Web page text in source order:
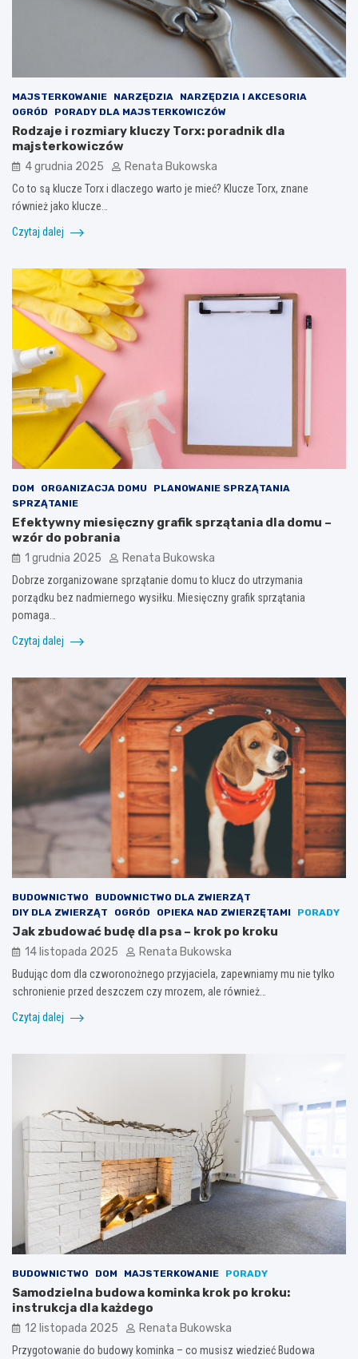
MAJSTERKOWANIE NARZĘDZIA
NARZĘDZIA I AKCESORIA
OGRÓD
PORADY DLA MAJSTERKOWICZÓW
Rodzaje i rozmiary kluczy Torx: poradnik dla
majsterkowiczów
4 grudnia 2025 Renata Bukowska
Co to są klucze Torx i dlaczego warto je mieć? Klucze Torx, znane
również jako klucze…
Czytaj dalej
DOM ORGANIZACJA DOMU
PLANOWANIE SPRZĄTANIA
SPRZĄTANIE
Efektywny miesięczny grafik sprzątania dla domu –
wzór do pobrania
1 grudnia 2025 Renata Bukowska
Dobrze zorganizowane sprzątanie domu to klucz do utrzymania
porządku bez nadmiernego wysiłku. Miesięczny grafik sprzątania
pomaga…
Czytaj dalej
BUDOWNICTWO
BUDOWNICTWO DLA ZWIERZĄT
DIY DLA ZWIERZĄT
OGRÓD OPIEKA NAD ZWIERZĘTAMI PORADY
Jak zbudować budę dla psa – krok po kroku
14 listopada 2025 Renata Bukowska
Budując dom dla czworonożnego przyjaciela, zapewniamy mu nie tylko
schronienie przed deszczem czy mrozem, ale również…
Czytaj dalej
BUDOWNICTWO DOM MAJSTERKOWANIE PORADY
Samodzielna budowa kominka krok po kroku:
instrukcja dla każdego
12 listopada 2025 Renata Bukowska
Przygotowanie do budowy kominka – co musisz wiedzieć Budowa